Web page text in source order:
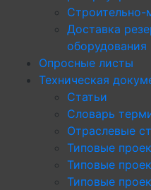
Доставка
оборудования
Опросные листы
Техническая
Статьи
Словарь
Отраслевые
Типовые
Типовые
Типовые